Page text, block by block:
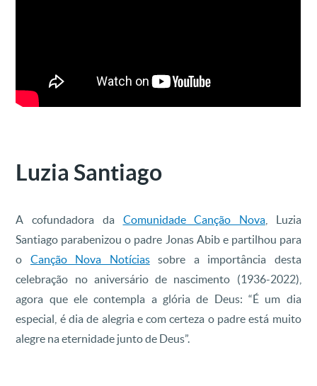
Luzia Santiago
A cofundadora da Comunidade Canção Nova, Luzia
Santiago parabenizou o padre Jonas Abib e partilhou para
o Canção Nova Notíciassobre a importância desta
celebração no aniversário de nascimento (1936-2022),
agora que ele contempla a glória de Deus: “É um dia
especial, é dia de alegria e com certeza o padre está muito
alegre na eternidade junto de Deus”.